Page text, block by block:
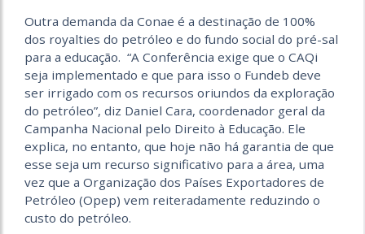
Outra demanda da Conae é a destinação de 100%
dos royalties do petróleo e do fundo social do pré-sal
para a educação. “A Conferência exige que o CAQi
seja implementado e que para isso o Fundeb deve
ser irrigado com os recursos oriundos da exploração
do petróleo”, diz Daniel Cara, coordenador geral da
Campanha Nacional pelo Direito à Educação. Ele
explica, no entanto, que hoje não há garantia de que
esse seja um recurso significativo para a área, uma
vez que a Organização dos Países Exportadores de
Petróleo (Opep) vem reiteradamente reduzindo o
custo do petróleo.